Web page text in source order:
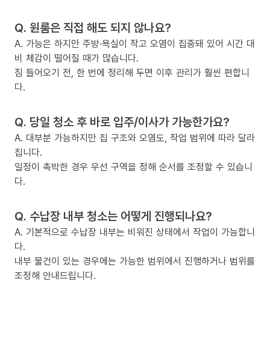
Q. 원룸은 직접 해도 되지 않나요?
A. 가능은 하지만 주방·욕실이 작고 오염이 집중돼 있어 시간 대
비 체감이 떨어질 때가 많습니다.
짐 들어오기 전, 한 번에 정리해 두면 이후 관리가 훨씬 편합니
다.
Q. 당일 청소 후 바로 입주/이사가 가능한가요?
A. 대부분 가능하지만 집 구조와 오염도, 작업 범위에 따라 달라
집니다.
일정이 촉박한 경우 우선 구역을 정해 순서를 조정할 수 있습니
다.
Q. 수납장 내부 청소는 어떻게 진행되나요?
A. 기본적으로 수납장 내부는 비워진 상태에서 작업이 가능합니
다.
내부 물건이 있는 경우에는 가능한 범위에서 진행하거나 범위를
조정해 안내드립니다.